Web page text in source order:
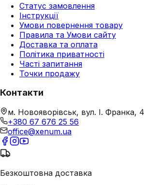
Статус замовлення
Інструкції
Умови повернення товару
Правила та Умови сайту
Доставка та оплата
Політика приватності
Часті запитання
Точки продажу
Контакти
м. Новояворівськ, вул. І. Франка, 4
+380 67 676 25 56
office@xenum.ua
Безкоштовна доставка